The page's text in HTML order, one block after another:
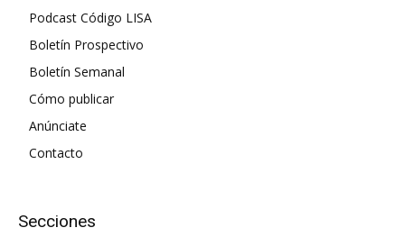
Podcast Código LISA
Boletín Prospectivo
Boletín Semanal
Cómo publicar
Anúnciate
Contacto
Secciones